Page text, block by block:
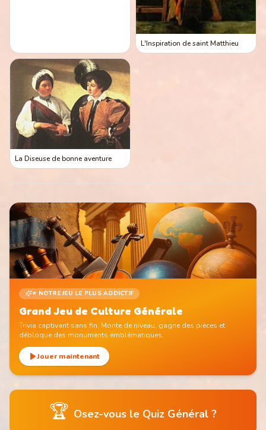
L'Inspiration de saint Matthieu
La Diseuse de bonne aventure
⭐ NOTRE JEU LE PLUS ADDICTIF
Grand Jeu de Culture Générale
Trivia captivant sans fin. Monte de niveau, gagne des pièces et
débloque des monuments emblématiques.
Jouer maintenant
🏆 Osez-vous le Quiz Général ?